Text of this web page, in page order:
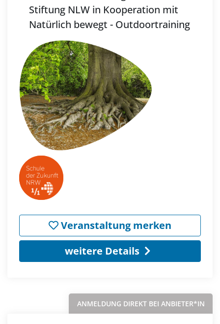
Stiftung NLW in Kooperation mit
Natürlich bewegt - Outdoortraining
Veranstaltung merken
weitere Details
ANMELDUNG DIREKT BEI ANBIETER*IN